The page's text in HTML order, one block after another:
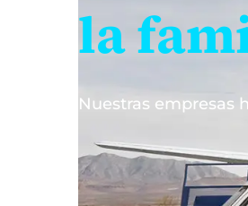
la
Nuestras empresas